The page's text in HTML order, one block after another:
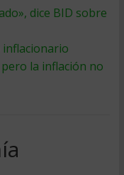
dice BID sobre
inflacionario
la inflación no